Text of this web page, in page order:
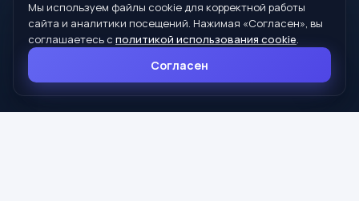
© 2026 Управление образования Администрации МО
Сухой Лог
624800, Свердловская область, г. Сухой Лог, ул. Кирова, дом 7
8 (34373) 4-33-85
Мы используем файлы cookie для корректной работы
сайта и аналитики посещений. Нажимая «Согласен», вы
соглашаетесь с политикой использования cookie.
Согласен